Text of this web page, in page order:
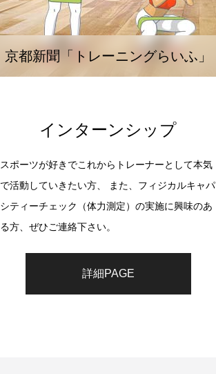
京都新聞「トレーニングらいふ」
インターンシップ
スポーツが好きでこれからトレーナーとして本気
で活動していきたい方、 また、フィジカルキャパ
シティーチェック（体力測定）の実施に興味のあ
る方、ぜひご連絡下さい。
詳細PAGE